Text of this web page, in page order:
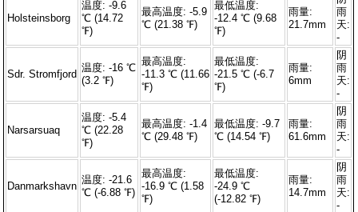
Holsteinsborg
温度: -9.6
℃ (14.72
℉)
最高温度: -5.9
℃ (21.38 ℉)
最低温度:
-12.4 ℃ (9.68
℉)
雨量:
21.7mm
雨
天:
-
Sdr. Stromfjord
温度: -16 ℃
(3.2 ℉)
最高温度:
-11.3 ℃ (11.66
℉)
最低温度:
-21.5 ℃ (-6.7
℉)
雨量:
6mm
阴
雨
天:
-
Narsarsuaq
温度: -5.4
℃ (22.28
℉)
最高温度: -1.4
℃ (29.48 ℉)
最低温度: -9.7
℃ (14.54 ℉)
雨量:
61.6mm
阴
雨
天:
-
Danmarkshavn
温度: -21.6
℃ (-6.88 ℉)
最高温度:
-16.9 ℃ (1.58
℉)
最低温度:
-24.9 ℃
(-12.82 ℉)
雨量:
14.7mm
阴
雨
天:
-